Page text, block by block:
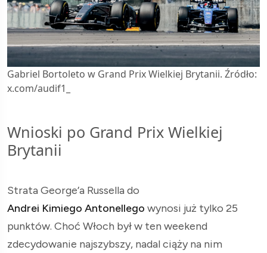
Gabriel Bortoleto w Grand Prix Wielkiej Brytanii. Źródło:
x.com/audif1_
Wnioski po Grand Prix Wielkiej
Brytanii
Strata George’a Russella do
Andrei Kimiego Antonellego wynosi już tylko 25
punktów. Choć Włoch był w ten weekend
zdecydowanie najszybszy, nadal ciąży na nim